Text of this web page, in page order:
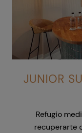
JUNIOR
Refugio
recuperarte